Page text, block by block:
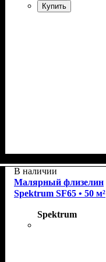
Купить
В наличии
Малярный флизелин
Spektrum SF65 • 50 м²
Spektrum